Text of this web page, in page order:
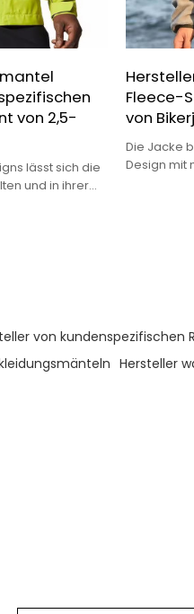
von 2,5-
lässt sich die
und in ihrer
Fleece-
von
Die Jacke
Design mit
von kundenspezifischen
Hersteller